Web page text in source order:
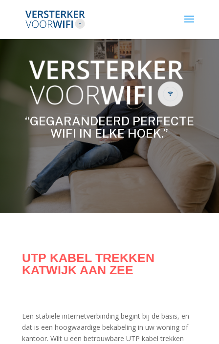
“GEGARANDEERD PERFECTE
WIFI IN ELKE HOEK.”
UTP KABEL TREKKEN
KATWIJK AAN ZEE
Een stabiele internetverbinding begint bij de basis, en
dat is een hoogwaardige bekabeling in uw woning of
kantoor. Wilt u een betrouwbare UTP kabel trekken